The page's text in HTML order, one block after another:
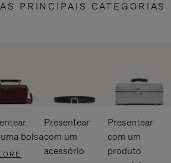
PRINCIPAIS CATEGORIAS
bolsa
Presentear
com um
acessório
Presentear
com um
produto